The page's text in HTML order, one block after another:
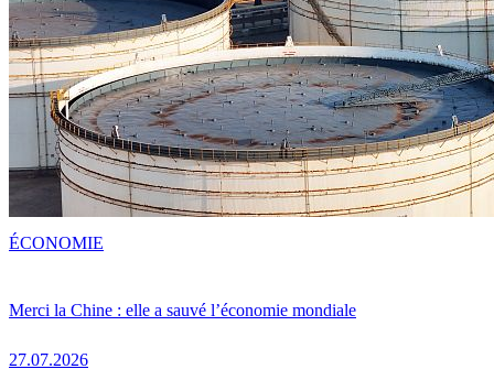
Merci la Chine : elle a sauvé l’économie mondiale
27.07.2026
ÉCONOMIE